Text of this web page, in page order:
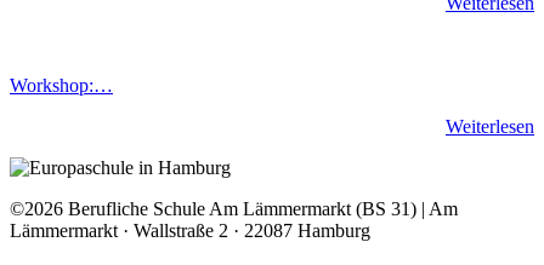
Workshop:…
Weiterlesen
©2026 Berufliche Schule Am Lämmermarkt (BS 31) | Am
Lämmermarkt · Wallstraße 2 · 22087 Hamburg